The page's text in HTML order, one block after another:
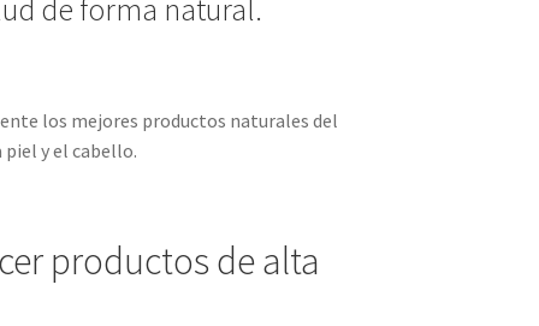
de forma natural.
los mejores productos naturales del
piel y el cabello.
productos de alta